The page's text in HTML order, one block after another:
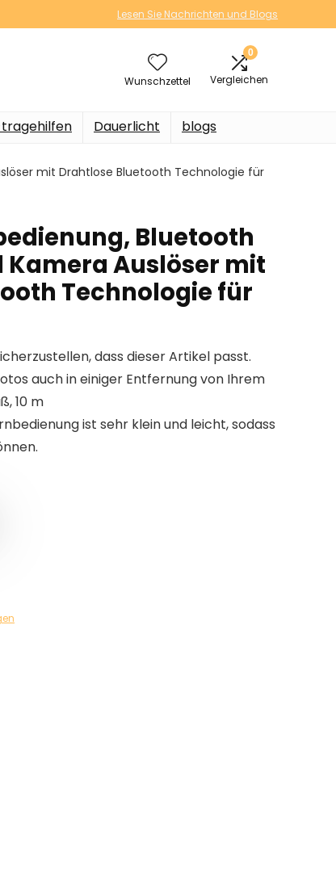
Lesen Sie Nachrichten und Blogs
Wunschzettel
0
Vergleichen
Dauerlicht blogs
mit Drahtlose Bluetooth Technologie für
Bluetooth
Kamera Auslöser mit
Technologie für
dass dieser Artikel passt.
auch in einiger Entfernung von Ihrem
10 m
ist sehr klein und leicht, sodass